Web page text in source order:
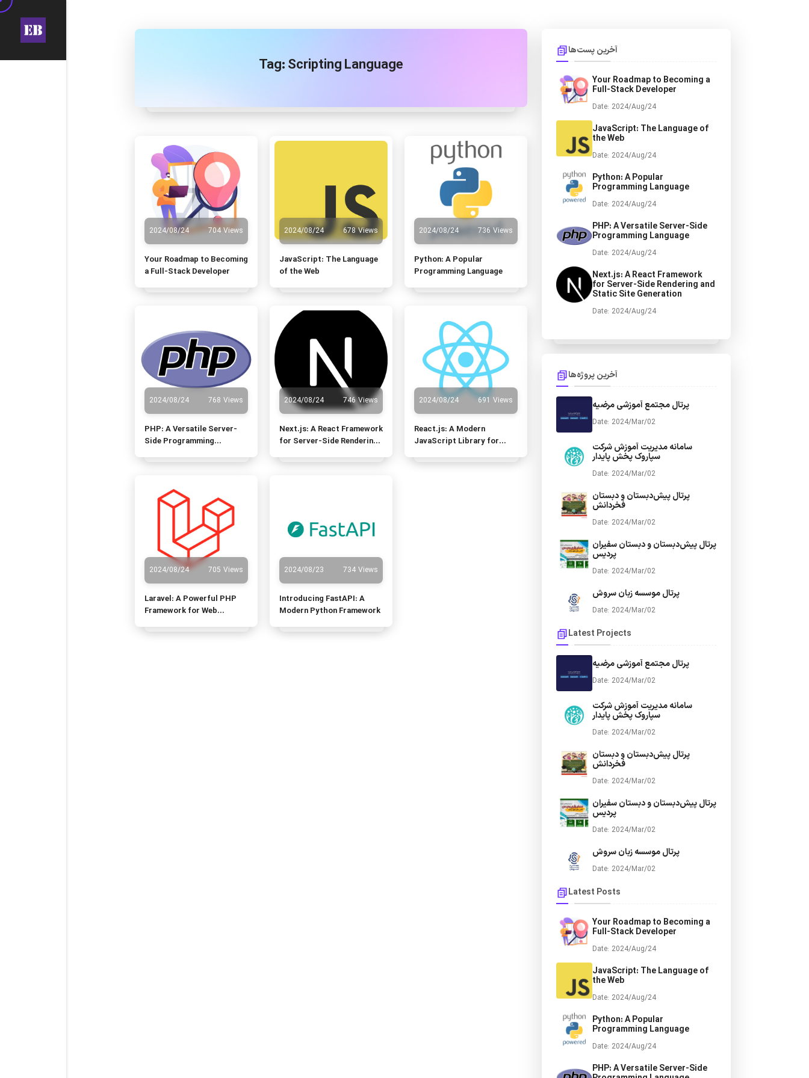
Tag:Scripting Language
2024/08/24 704 Views
Your Roadmap to Becoming
a Full-Stack Developer
2024/08/24 678 Views
JavaScript: The Language
of the Web
2024/08/24 736 Views
Python: A Popular
Programming Language
2024/08/24 768 Views
PHP: A Versatile Server-
Side Programming
2024/08/24 746 Views
Next.js: A React Framework
for Server-Side Rendering
2024/08/24 691 Views
React.js: A Modern
JavaScript Library for
2024/08/24 705 Views
Laravel: A Powerful PHP
Framework for Web
2024/08/23 734 Views
Introducing FastAPI: A
Modern Python Framework
آخرین پست‌ها
Your Roadmap to Becoming a
Full-Stack Developer
Date: 2024/Aug/24
JavaScript: The Language of
the Web
Date: 2024/Aug/24
Python: A Popular
Programming Language
Date: 2024/Aug/24
PHP: A Versatile Server-Side
Programming Language
Date: 2024/Aug/24
Next.js: A React Framework
for Server-Side Rendering and
Static Site Generation
Date: 2024/Aug/24
آخرین پروژه‌ها
پرتال مجتمع آموزشی مرضیه
Date: 2024/Mar/02
سامانه مدیریت آموزش شرکت
سپاروک پخش پایدار
Date: 2024/Mar/02
پرتال پیش‌دبستان و دبستان
فخردانش
Date: 2024/Mar/02
پرتال پیش‌دبستان و دبستان سفیران
پردیس
Date: 2024/Mar/02
پرتال موسسه زبان سروش
Date: 2024/Mar/02
Latest Projects
پرتال مجتمع آموزشی مرضیه
Date: 2024/Mar/02
سامانه مدیریت آموزش شرکت
سپاروک پخش پایدار
Date: 2024/Mar/02
پرتال پیش‌دبستان و دبستان
فخردانش
Date: 2024/Mar/02
پرتال پیش‌دبستان و دبستان سفیران
پردیس
Date: 2024/Mar/02
پرتال موسسه زبان سروش
Date: 2024/Mar/02
Latest Posts
Your Roadmap to Becoming a
Full-Stack Developer
Date: 2024/Aug/24
JavaScript: The Language of
the Web
Date: 2024/Aug/24
Python: A Popular
Programming Language
Date: 2024/Aug/24
PHP: A Versatile Server-Side